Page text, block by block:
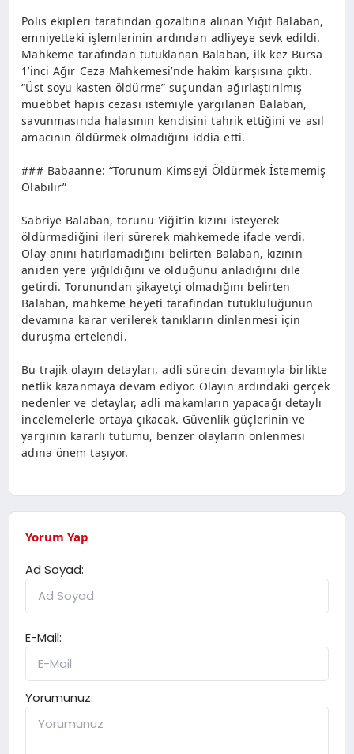
Polis ekipleri tarafından gözaltına alınan Yiğit Balaban,
emniyetteki işlemlerinin ardından adliyeye sevk edildi.
Mahkeme tarafından tutuklanan Balaban, ilk kez Bursa
1’inci Ağır Ceza Mahkemesi’nde hakim karşısına çıktı.
“Üst soyu kasten öldürme” suçundan ağırlaştırılmış
müebbet hapis cezası istemiyle yargılanan Balaban,
savunmasında halasının kendisini tahrik ettiğini ve asıl
amacının öldürmek olmadığını iddia etti.
### Babaanne: “Torunum Kimseyi Öldürmek İstememiş
Olabilir”
Sabriye Balaban, torunu Yiğit’in kızını isteyerek
öldürmediğini ileri sürerek mahkemede ifade verdi.
Olay anını hatırlamadığını belirten Balaban, kızının
aniden yere yığıldığını ve öldüğünü anladığını dile
getirdi. Torunundan şikayetçi olmadığını belirten
Balaban, mahkeme heyeti tarafından tutukluluğunun
devamına karar verilerek tanıkların dinlenmesi için
duruşma ertelendi.
Bu trajik olayın detayları, adli sürecin devamıyla birlikte
netlik kazanmaya devam ediyor. Olayın ardındaki gerçek
nedenler ve detaylar, adli makamların yapacağı detaylı
incelemelerle ortaya çıkacak. Güvenlik güçlerinin ve
yargının kararlı tutumu, benzer olayların önlenmesi
adına önem taşıyor.
Yorum Yap
Ad Soyad:
E-Mail:
Yorumunuz: